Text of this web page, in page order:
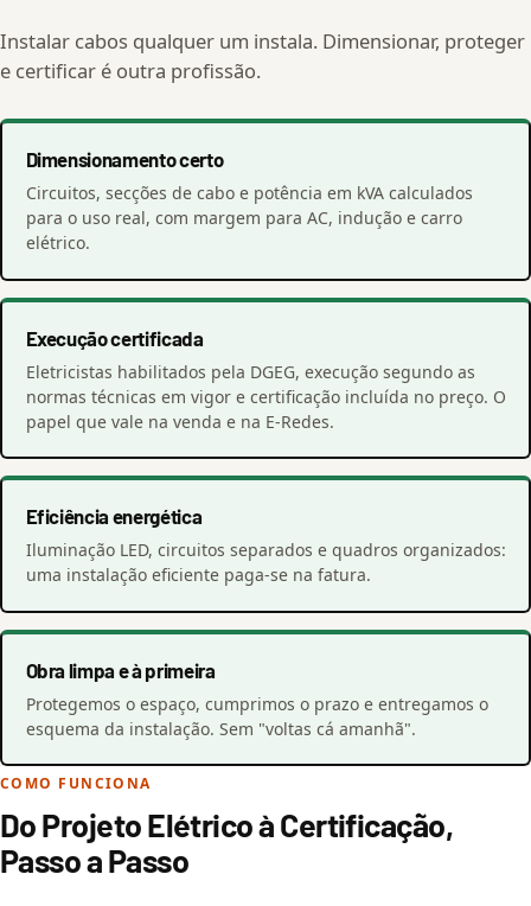
Instalar cabos qualquer um instala. Dimensionar, proteger
e certificar é outra profissão.
Dimensionamento certo
Circuitos, secções de cabo e potência em kVA calculados
para o uso real, com margem para AC, indução e carro
elétrico.
Execução certificada
Eletricistas habilitados pela DGEG, execução segundo as
normas técnicas em vigor e certificação incluída no preço. O
papel que vale na venda e na E-Redes.
Eficiência energética
Iluminação LED, circuitos separados e quadros organizados:
uma instalação eficiente paga-se na fatura.
Obra limpa e à primeira
Protegemos o espaço, cumprimos o prazo e entregamos o
esquema da instalação. Sem "voltas cá amanhã".
COMO FUNCIONA
Do Projeto Elétrico à Certificação,
Passo a Passo